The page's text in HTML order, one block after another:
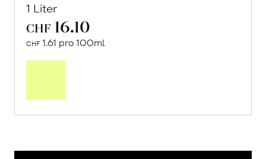
1 Liter
CHF 16.10
CHF 1.61 pro 100ml